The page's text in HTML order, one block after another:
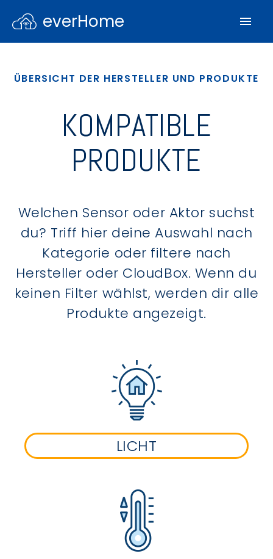
everHome
ÜBERSICHT DER HERSTELLER UND PRODUKTE
KOMPATIBLE
PRODUKTE
Welchen Sensor oder Aktor suchst
du? Triff hier deine Auswahl nach
Kategorie oder filtere nach
Hersteller oder CloudBox. Wenn du
keinen Filter wählst, werden dir alle
Produkte angezeigt.
LICHT